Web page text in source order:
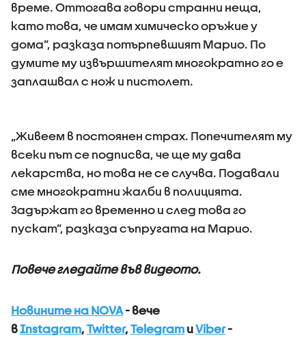
време. Оттогава говори странни неща,
като това, че имам химическо оръжие у
дома”, разказа потърпевшият Марио. По
думите му извършителят многократно го е
заплашвал с нож и пистолет.
„Живеем в постоянен страх. Попечителят му
всеки път се подписва, че ще му дава
лекарства, но това не се случва. Подавали
сме многократни жалби в полицията.
Задържат го временно и след това го
пускат”, разказа съпругата на Марио.
Повече гледайте във видеото.
Новините на NOVA- вече
вInstagram, Twitter, Telegram иViber-